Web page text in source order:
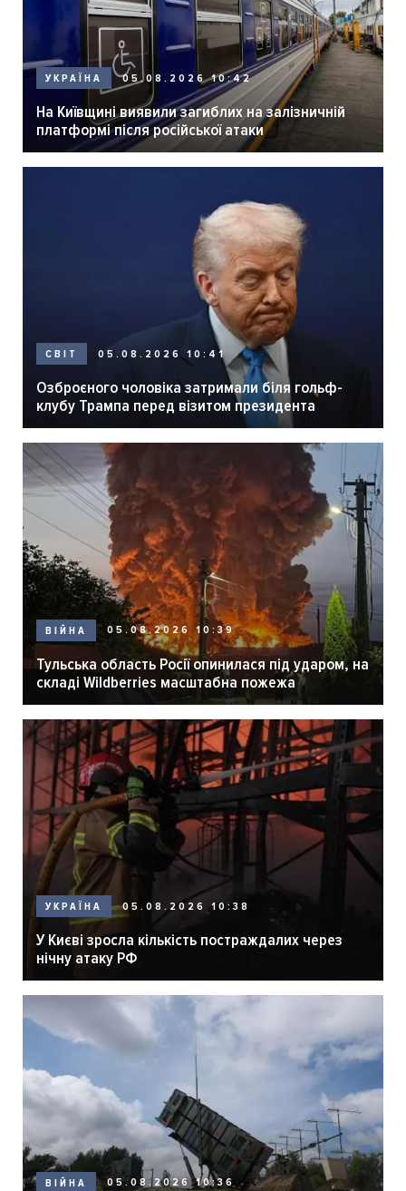
УКРАЇНА 05.08.2026 10:42
На Київщині виявили загиблих на залізничній
платформі після російської атаки
СВІТ 05.08.2026 10:41
Озброєного чоловіка затримали біля гольф-
клубу Трампа перед візитом президента
ВІЙНА 05.08.2026 10:39
Тульська область Росії опинилася під ударом, на
складі Wildberries масштабна пожежа
УКРАЇНА 05.08.2026 10:38
У Києві зросла кількість постраждалих через
нічну атаку РФ
ВІЙНА 05.08.2026 10:36